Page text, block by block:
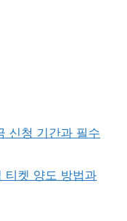
신청 기간과 필수
티켓 양도 방법과